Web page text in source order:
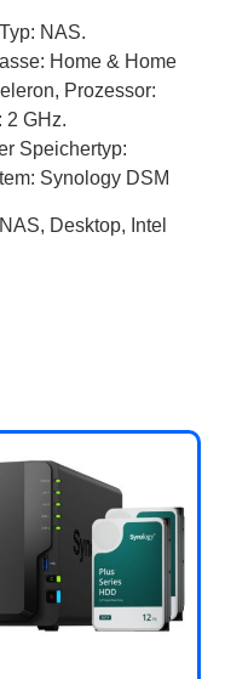
NAS.
Home & Home
Prozessor:
2 GHz.
Speichertyp:
Synology DSM
Desktop, Intel